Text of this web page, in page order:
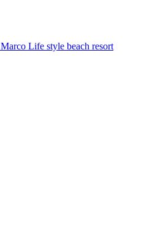
Life style beach resort